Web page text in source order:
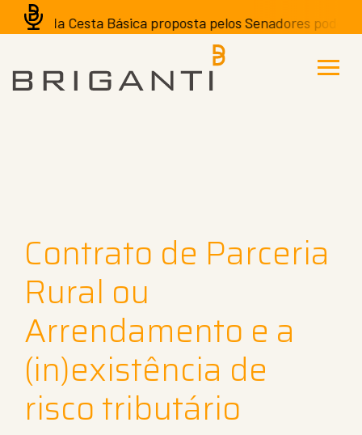
da Cesta Básica proposta pelos Senadores pode ter
Contrato de Parceria
Rural ou
Arrendamento e a
(in)existência de
risco tributário